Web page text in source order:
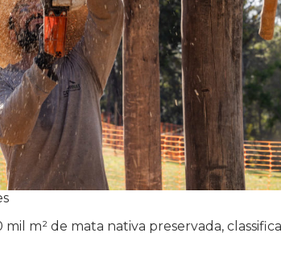
m² de mata nativa preservada,